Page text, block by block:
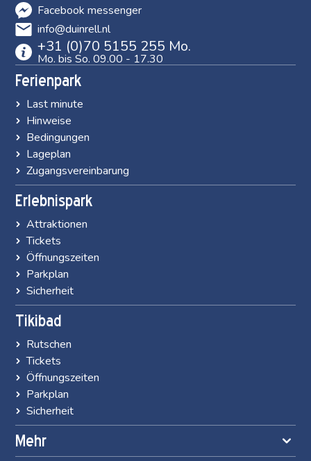
Facebook messenger
info@duinrell.nl
+31 (0)70 5155 255 Mo.
Mo. bis So. 09.00 - 17.30
Ferienpark
Last minute
Hinweise
Bedingungen
Lageplan
Zugangsvereinbarung
Erlebnispark
Attraktionen
Tickets
Öffnungszeiten
Parkplan
Sicherheit
Tikibad
Rutschen
Tickets
Öffnungszeiten
Parkplan
Sicherheit
Mehr